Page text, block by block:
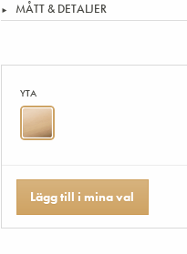
MÅTT & DETALJER
YTA
Lägg till i mina val